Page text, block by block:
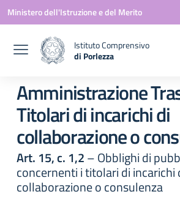
Vai ai contenuti
Vai al menu di navigazione
Vai al footer
Ministero dell'Istruzione e del Merito
Istituto Comprensivo
di Porlezza
Amministrazione
Titolari di incarichi di
collaborazione o
Art. 15, c. 1,2– Obblighi di
concernenti i titolari di incarichi
collaborazione o consulenza